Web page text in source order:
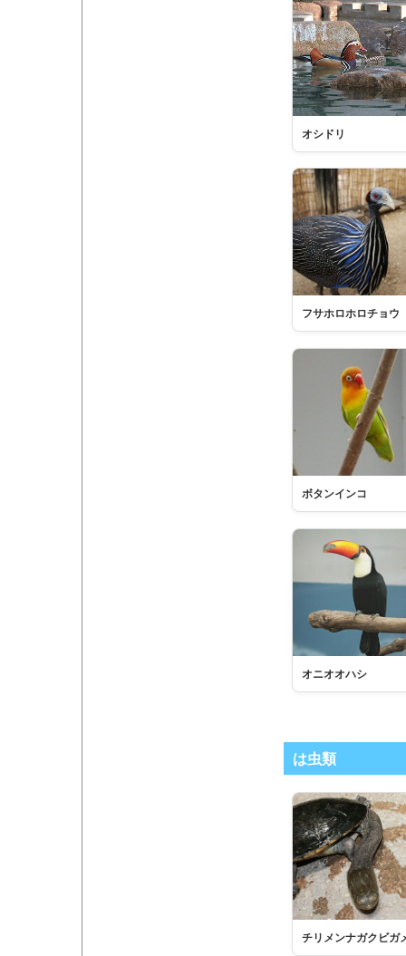
オシドリ
フサホロホロチョウ
ボタンインコ
オニオオハシ
は虫類
チリメンナガクビガ